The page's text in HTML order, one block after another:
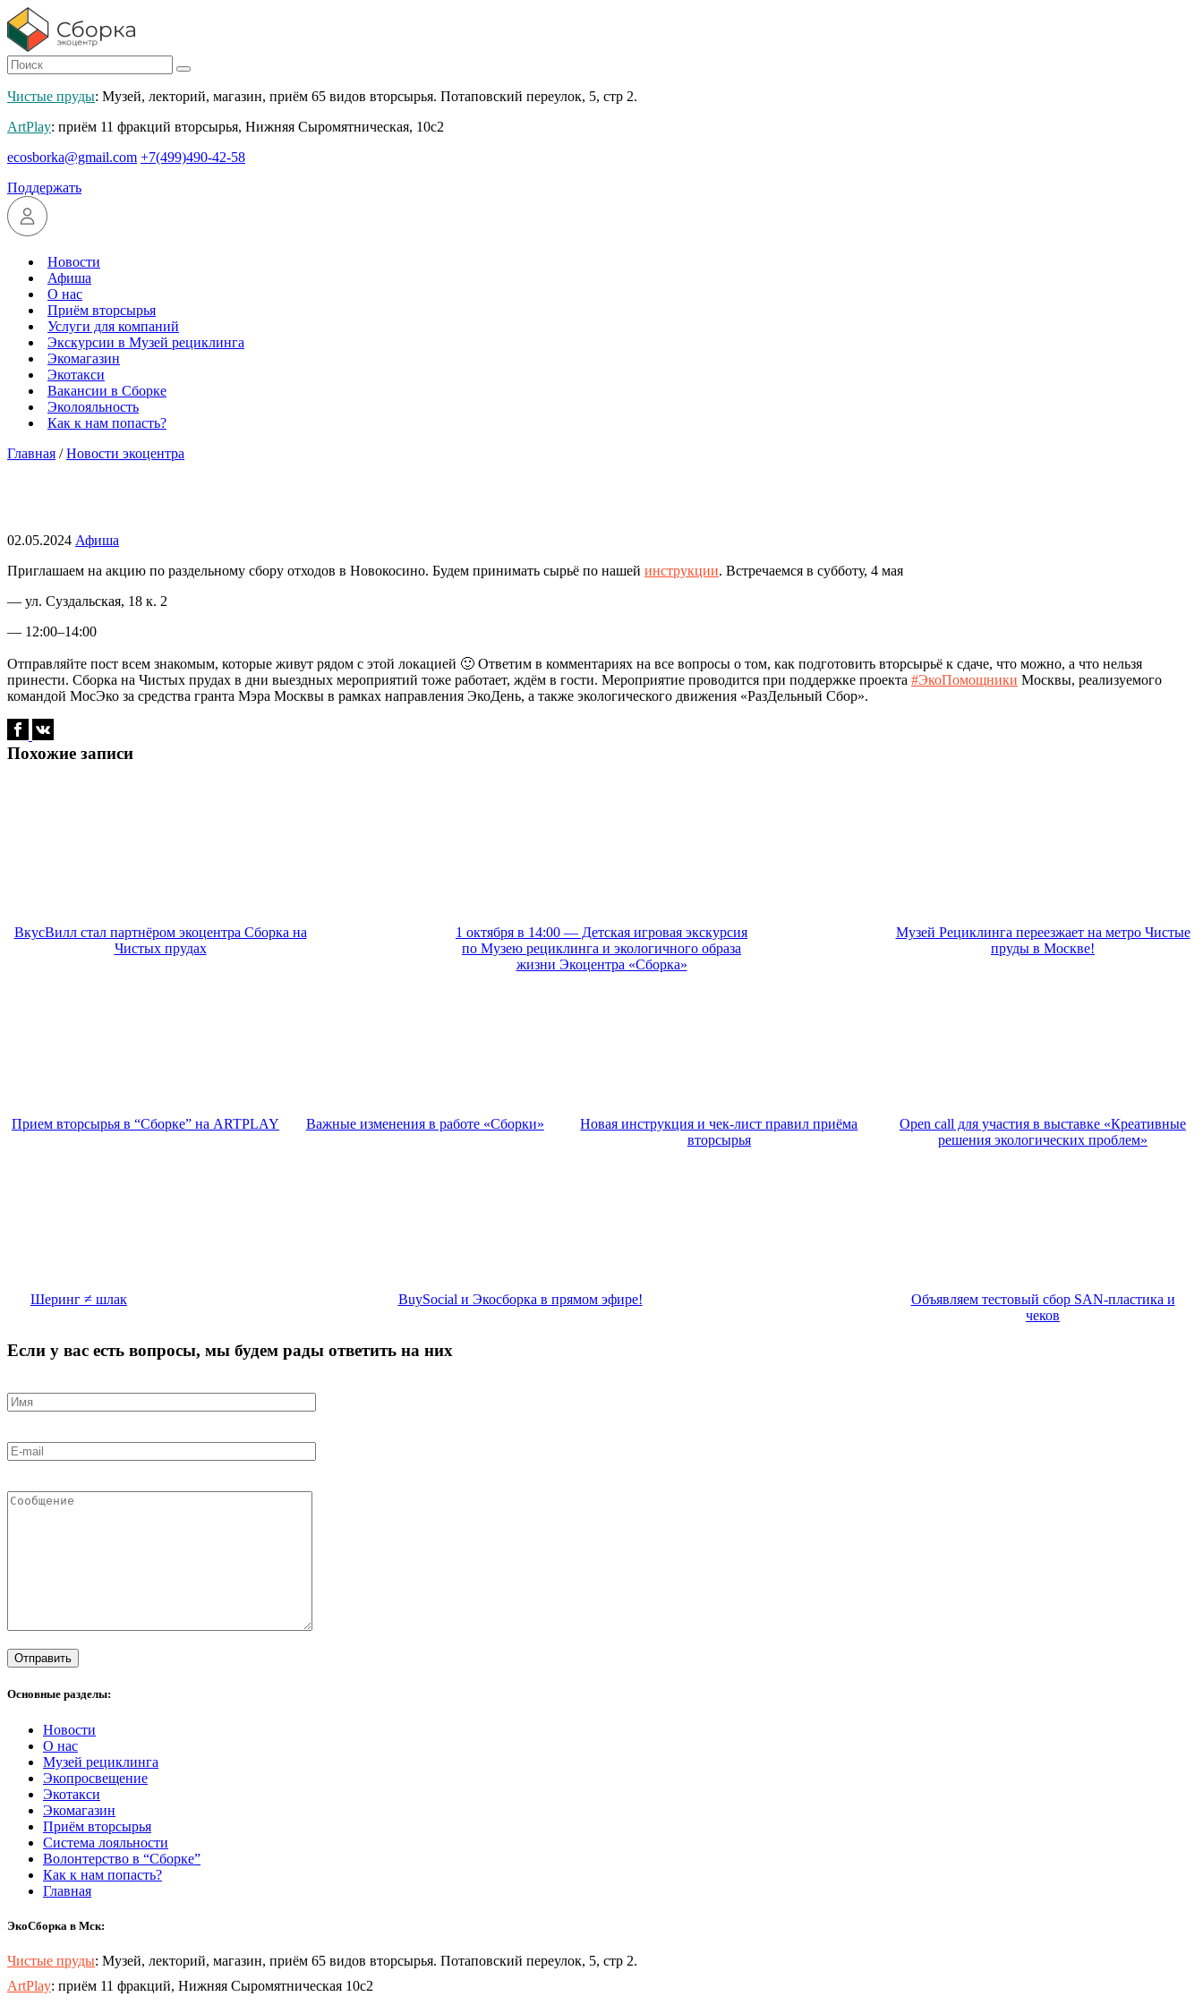
Чистые пруды: Музей, лекторий, магазин, приём 65 видов вторсырья. Потаповский переулок, 5, стр 2.
ArtPlay: приём 11 фракций вторсырья, Нижняя Сыромятническая, 10с2
ecosborka@gmail.com +7(499)490-42-58
Поддержать
Новости
Афиша
О нас
Приём вторсырья
Услуги для компаний
Экскурсии в Музей рециклинга
Экомагазин
Экотакси
Вакансии в Сборке
Эколояльность
Как к нам попасть?
Главная / Новости экоцентра
02.05.2024 Афиша
Приглашаем на акцию по раздельному сбору отходов в Новокосино. Будем принимать сырьё по нашей инструкции. Встречаемся в субботу, 4 мая
— ул. Суздальская, 18 к. 2
— 12:00–14:00
Отправляйте пост всем знакомым, которые живут рядом с этой локацией 🙂 Ответим в комментариях на все вопросы о том, как подготовить вторсырьё к сдаче, что можно, а что нельзя
принести. Сборка на Чистых прудах в дни выездных мероприятий тоже работает, ждём в гости. Мероприятие проводится при поддержке проекта #ЭкоПомощники Москвы, реализуемого
командой МосЭко за средства гранта Мэра Москвы в рамках направления ЭкоДень, а также экологического движения «РазДельный Сбор».
Похожие записи
ВкусВилл стал партнёром экоцентра Сборка на
Чистых прудах
1 октября в 14:00 — Детская игровая экскурсия
по Музею рециклинга и экологичного образа
жизни Экоцентра «Сборка»
Музей Рециклинга переезжает на метро Чистые
пруды в Москве!
Прием вторсырья в “Сборке” на ARTPLAY Важные изменения в работе «Сборки»
Новая инструкция и чек-лист правил приёма
вторсырья
Open call для участия в выставке «Креативные
решения экологических проблем»
Шеринг ≠ шлак BuySocial и Экосборка в прямом эфире!
Объявляем тестовый сбор SAN-пластика и
чеков
Если у вас есть вопросы, мы будем рады ответить на них
Основные разделы:
Новости
О нас
Музей рециклинга
Экопросвещение
Экотакси
Экомагазин
Приём вторсырья
Система лояльности
Волонтерство в “Сборке”
Как к нам попасть?
Главная
ЭкоСборка в Мск:
Чистые пруды: Музей, лекторий, магазин, приём 65 видов вторсырья. Потаповский переулок, 5, стр 2.
ArtPlay: приём 11 фракций, Нижняя Сыромятническая 10с2